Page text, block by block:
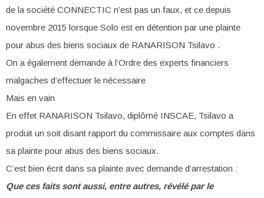
de la société CONNECTIC n’est pas un faux, et ce depuis
novembre 2015 lorsque Solo est en détention par une plainte
pour abus des biens sociaux de RANARISON Tsilavo .
On a également demande à l’Ordre des experts financiers
malgaches d’effectuer le nécessaire
Mais en vain
En effet RANARISON Tsilavo, diplômé INSCAE, Tsilavo a
produit un soit disant rapport du commissaire aux comptes dans
sa plainte pour abus des biens sociaux.
C’est bien écrit dans sa plainte avec demande d’arrestation :
Que ces faits sont aussi, entre autres, révélé par le